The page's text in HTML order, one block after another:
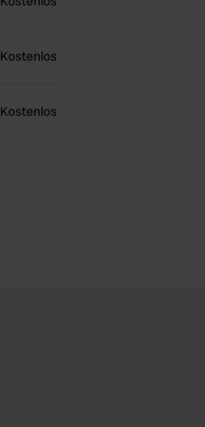
Kostenlos
Kostenlos